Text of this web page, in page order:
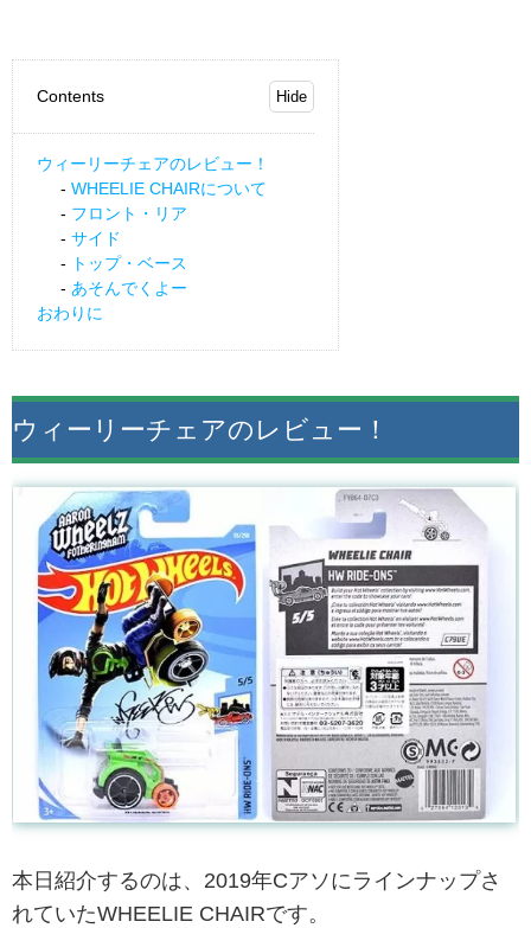
Contents
ウィーリーチェアのレビュー！
WHEELIE CHAIRについて
フロント・リア
サイド
トップ・ベース
あそんでくよー
おわりに
ウィーリーチェアのレビュー！
本日紹介するのは、2019年Cアソにラインナップさ
れていたWHEELIE CHAIRです。